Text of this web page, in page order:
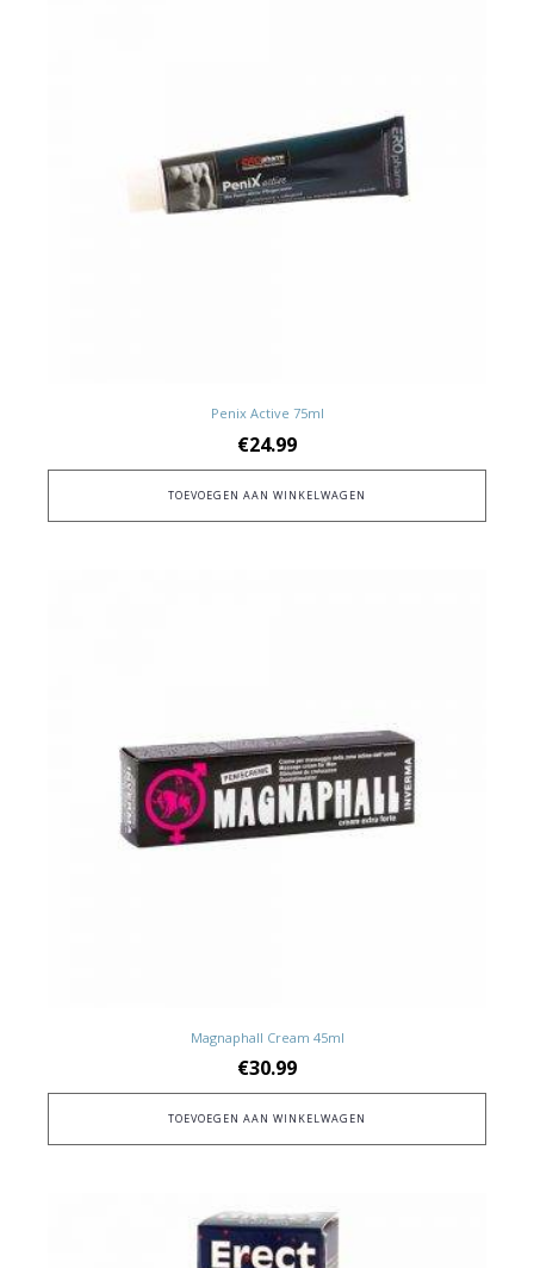
Penix Active 75ml
€24.99
TOEVOEGEN AAN WINKELWAGEN
Magnaphall Cream 45ml
€30.99
TOEVOEGEN AAN WINKELWAGEN